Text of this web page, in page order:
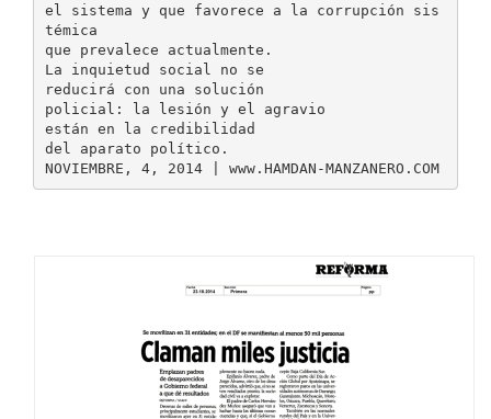
el sistema y que favorece a la corrupción sis
témica
que prevalece actualmente.
La inquietud social no se
reducirá con una solución
policial: la lesión y el agravio
están en la credibilidad
del aparato político.
NOVIEMBRE, 4, 2014 | www.HAMDAN-MANZANERO.COM